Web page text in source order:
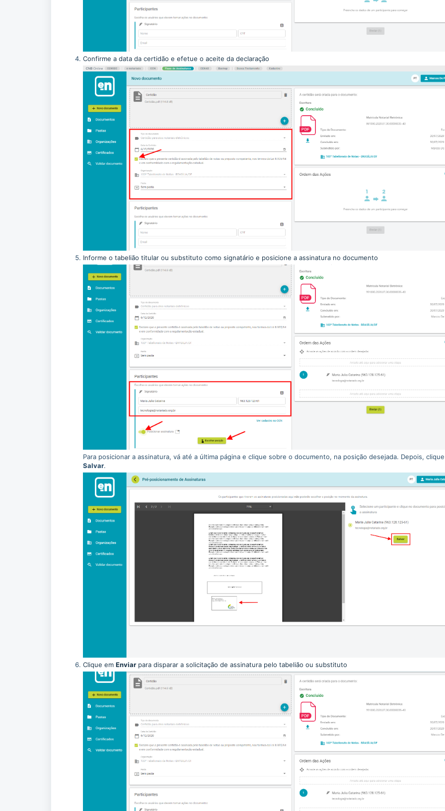
Confirme a data da certidão e efetue o aceite da declaração
Informe o tabelião titular ou substituto como signatário e posicione a assinatura no documento
Para posicionar a assinatura, vá até a última página e clique sobre o documento, na posição desejada. Depois,
Salvar.
Clique em Enviar para disparar a solicitação de assinatura pelo tabelião ou substituto